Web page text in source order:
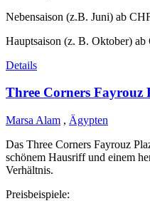
Nebensaison (z.B. Juni) ab
Hauptsaison (z. B. Oktober)
Details
Three Corners Fayrouz
Marsa Alam , Ägypten
Das Three Corners Fayrouz
schönem Hausriff und einem
Verhältnis.
Preisbeispiele: